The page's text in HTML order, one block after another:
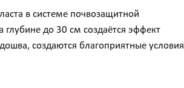
в системе почвозащитной
до 30 см создаётся эффект
создаются благоприятные условия